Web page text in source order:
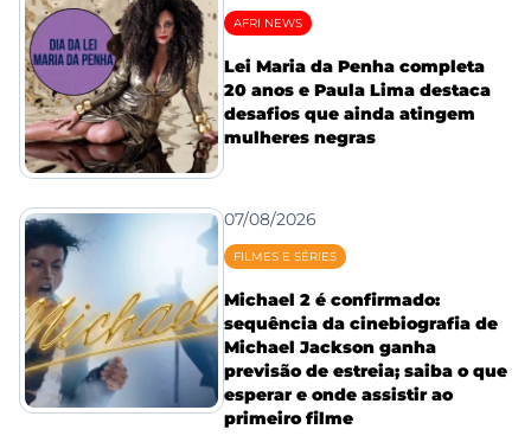
AFRI NEWS
Lei Maria da Penha completa
20 anos e Paula Lima destaca
desafios que ainda atingem
mulheres negras
07/08/2026
FILMES E SÉRIES
Michael 2 é confirmado:
sequência da cinebiografia de
Michael Jackson ganha
previsão de estreia; saiba o que
esperar e onde assistir ao
primeiro filme